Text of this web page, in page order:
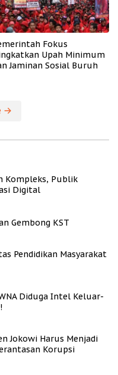
Fokus
Upah Minimum
Jaminan Sosial Buruh
Kompleks, Publik
Digital
Gembong KST
Pendidikan Masyarakat
Diduga Intel Keluar-
Jokowi Harus Menjadi
Korupsi